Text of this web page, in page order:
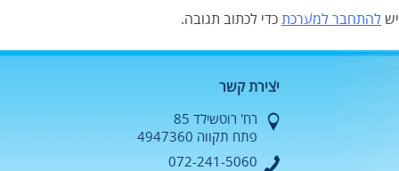
יש להתחבר למערכת כדי לכתוב תגובה.
יצירת קשר
רח' רוטשילד 85
פתח תקווה 4947360
072-241-5060